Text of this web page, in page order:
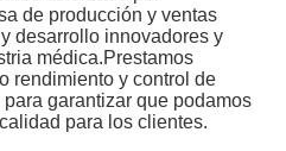
de producción y ventas
desarrollo innovadores y
médica.Prestamos
rendimiento y control de
garantizar que podamos
para los clientes.